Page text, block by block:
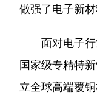
做强了电子新材
面对电子行业
国家级专精特
立全球高端覆